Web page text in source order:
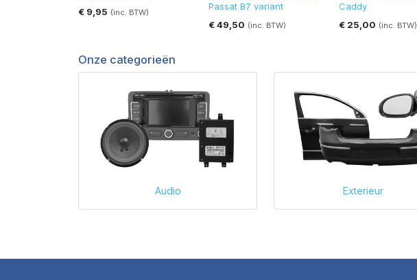
€ 9,95 (inc. BTW)
Passat B7 variant
€ 49,50 (inc. BTW)
Caddy
€ 25,00 (inc. BTW)
Onze categorieën
Audio Exterieur